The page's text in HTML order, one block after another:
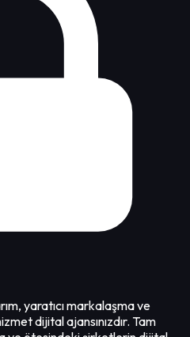
yaratıcı markalaşma ve
dijital ajansınızdır. Tam